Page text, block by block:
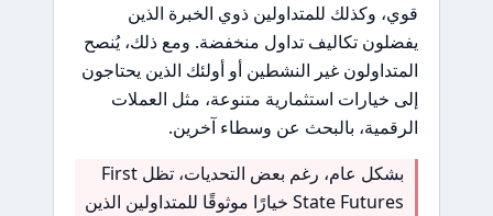
قوي، وكذلك للمتداولين ذوي الخبرة الذين
يفضلون تكاليف تداول منخفضة. ومع ذلك، يُنصح
المتداولون غير النشطين أو أولئك الذين يحتاجون
إلى خيارات استثمارية متنوعة، مثل العملات
الرقمية، بالبحث عن وسطاء آخرين.
بشكل عام، رغم بعض التحديات، تظل First
State Futures خيارًا موثوقًا للمتداولين الذين